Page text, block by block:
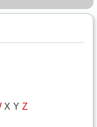
X Y Z